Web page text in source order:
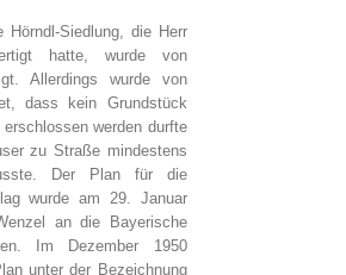
Siedlung, die Herr
hatte, wurde von
Allerdings wurde von
dass kein Grundstück
werden durfte
zu Straße mindestens
Der Plan für die
wurde am 29. Januar
an die Bayerische
Im Dezember 1950
unter der Bezeichnung